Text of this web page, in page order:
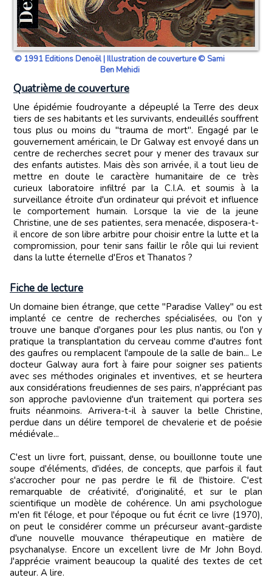
© 1991 Editions Denoël | Illustration de couverture © Sami
Ben Mehidi
Quatrième de couverture
Une épidémie foudroyante a dépeuplé la Terre des deux
tiers de ses habitants et les survivants, endeuillés souffrent
tous plus ou moins du "trauma de mort". Engagé par le
gouvernement américain, le Dr Galway est envoyé dans un
centre de recherches secret pour y mener des travaux sur
des enfants autistes. Mais dès son arrivée, il a tout lieu de
mettre en doute le caractère humanitaire de ce très
curieux laboratoire infiltré par la C.I.A. et soumis à la
surveillance étroite d'un ordinateur qui prévoit et influence
le comportement humain. Lorsque la vie de la jeune
Christine, une de ses patientes, sera menacée, disposera-t-
il encore de son libre arbitre pour choisir entre la lutte et la
compromission, pour tenir sans faillir le rôle qui lui revient
dans la lutte éternelle d'Eros et Thanatos ?
Fiche de lecture
Un domaine bien étrange, que cette "Paradise Valley" ou est
implanté ce centre de recherches spécialisées, ou l'on y
trouve une banque d'organes pour les plus nantis, ou l'on y
pratique la transplantation du cerveau comme d'autres font
des gaufres ou remplacent l'ampoule de la salle de bain... Le
docteur Galway aura fort à faire pour soigner ses patients
avec ses méthodes originales et inventives, et se heurtera
aux considérations freudiennes de ses pairs, n'appréciant pas
son approche pavlovienne d'un traitement qui portera ses
fruits néanmoins. Arrivera-t-il à sauver la belle Christine,
perdue dans un délire temporel de chevalerie et de poésie
médiévale...
C'est un livre fort, puissant, dense, ou bouillonne toute une
soupe d'éléments, d'idées, de concepts, que parfois il faut
s'accrocher pour ne pas perdre le fil de l'histoire. C'est
remarquable de créativité, d'originalité, et sur le plan
scientifique un modèle de cohérence. Un ami psychologue
m'en fit l'éloge, et pour l'époque ou fut écrit ce livre (1970),
on peut le considérer comme un précurseur avant-gardiste
d'une nouvelle mouvance thérapeutique en matière de
psychanalyse. Encore un excellent livre de Mr John Boyd.
J'apprécie vraiment beaucoup la qualité des textes de cet
auteur. A lire.